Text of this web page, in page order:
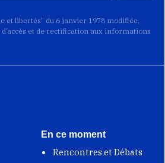
et libertés" du 6 janvier 1978 modifiée,
et de rectification aux informations
En ce moment
Rencontres et Débats